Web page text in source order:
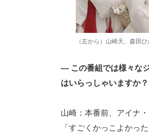
（左から）山崎天、森田
― この番組では様々な
はいらっしゃいますか？
山崎：本番前、アイナ
「すごくかっこよかっ